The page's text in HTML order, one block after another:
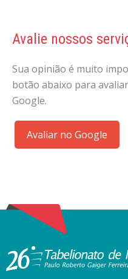
Avalie nossos
Sua opinião é muito
botão abaixo para
Google.
Avaliar no Google